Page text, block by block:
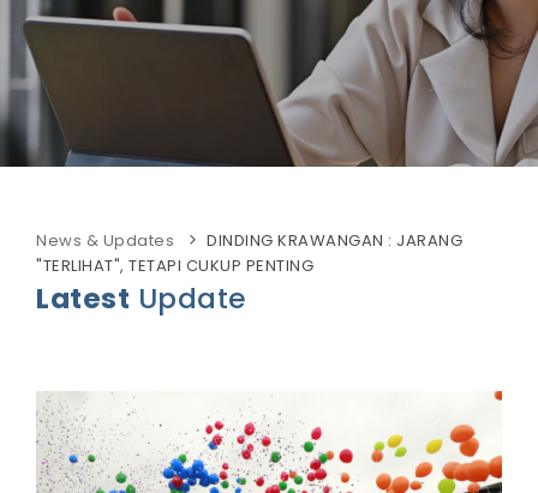
News & Updates
DINDING KRAWANGAN : JARANG
"TERLIHAT", TETAPI CUKUP PENTING
Latest Update